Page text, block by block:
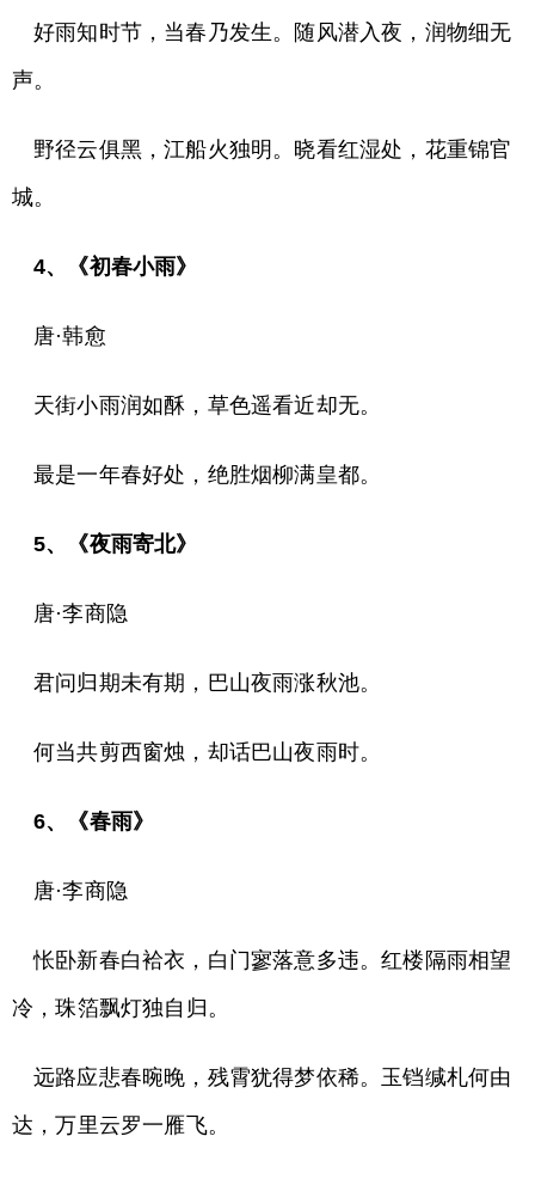
好雨知时节，当春乃发生。随风潜入夜，润物细无
声。
野径云俱黑，江船火独明。晓看红湿处，花重锦官
城。
4、《初春小雨》
唐·韩愈
天街小雨润如酥，草色遥看近却无。
最是一年春好处，绝胜烟柳满皇都。
5、《夜雨寄北》
唐·李商隐
君问归期未有期，巴山夜雨涨秋池。
何当共剪西窗烛，却话巴山夜雨时。
6、《春雨》
唐·李商隐
怅卧新春白袷衣，白门寥落意多违。红楼隔雨相望
冷，珠箔飘灯独自归。
远路应悲春晼晚，残霄犹得梦依稀。玉铛缄札何由
达，万里云罗一雁飞。